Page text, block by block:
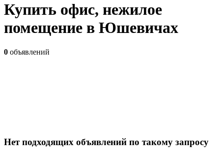
Купить офис, нежилое
помещение в Юшевичах
0 объявлений
Нет подходящих объявлений по такому запросу